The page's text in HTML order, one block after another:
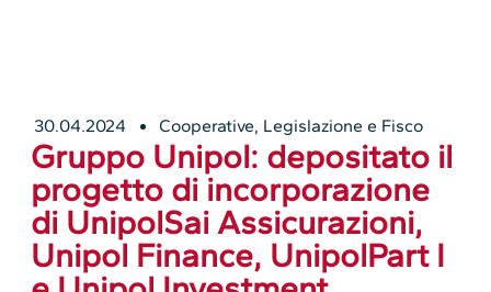
30.04.2024 Cooperative, Legislazione e Fisco
Gruppo Unipol: depositato il
progetto di incorporazione
di UnipolSai Assicurazioni,
Unipol Finance, UnipolPart I